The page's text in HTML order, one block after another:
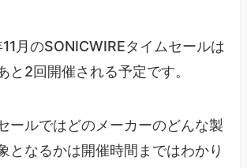
月のSONICWIREタイムセールは
と2回開催される予定です。
ールではどのメーカーのどんな製
となるかは開催時間まではわかり